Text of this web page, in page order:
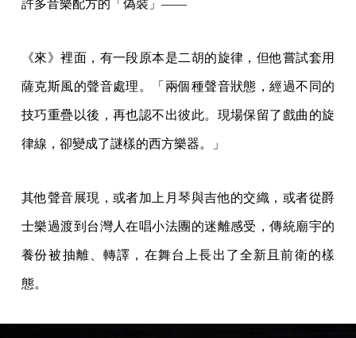
許多音樂配方的「偽裝」——
《來》裡面，有一段原本是二胡的旋律，但他嘗試套用
薩克斯風的聲音處理。「兩個種聲音狀態，經過不同的
技巧重疊以後，再也認不出彼此。現場保留了戲曲的旋
律線，卻變成了謎樣的西方樂器。」
其他聲音展現，或者加上月琴與吉他的交織，或者從爵
士樂過渡到台灣人在唱小法團的迷離感受，傳統廟宇的
養份被抽離、轉譯，在舞台上長出了全新且前衛的樣
態。